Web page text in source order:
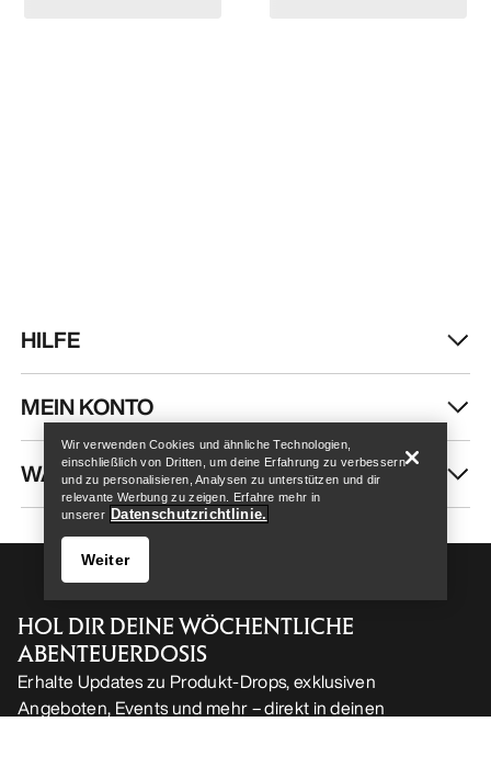
Help
Help
HILFE
MEIN KONTO
WASCHEN & REPARATUR
HOL DIR DEINE WÖCHENTLICHE
ABENTEUERDOSIS
Erhalte Updates zu Produkt-Drops, exklusiven
Angeboten, Events und mehr – direkt in deinen
Wir verwenden Cookies und ähnliche Technologien,
einschließlich von Dritten, um deine Erfahrung zu verbessern
und zu personalisieren, Analysen zu unterstützen und dir
relevante Werbung zu zeigen. Erfahre mehr in
unserer Datenschutzrichtlinie.
Weiter